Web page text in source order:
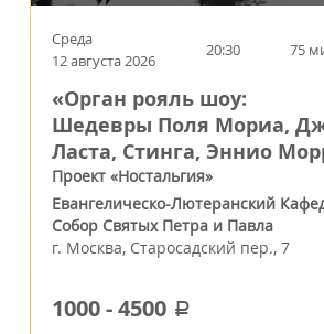
Среда
12 августа 2026
20:30 75
«Орган рояль шоу:
Шедевры Поля Мориа,
Ласта, Стинга, Эннио
Проект «Ностальгия»
Евангелическо-Лютеранский
Собор Святых Петра и Павла
г. Москва, Старосадский пер., 7
1000-4500 a